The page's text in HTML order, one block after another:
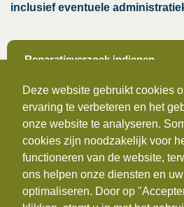
inclusief eventuele
Reparatieverzoek indienen
Telefoonnummer:
E-mail:
BTW: NL.8633.39.281.B.01
Deze website gebruikt cookies
ervaring te verbeteren en het
onze website te analyseren.
cookies zijn noodzakelijk voor
functioneren van de website,
ons helpen onze diensten en
optimaliseren. Door op